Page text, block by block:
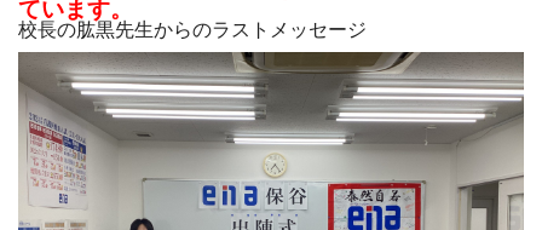
ています。
校長の肱黒先生からのラストメッセージ